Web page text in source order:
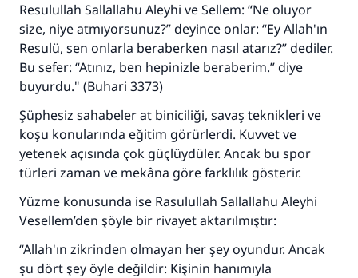
Resulullah Sallallahu Aleyhi ve Sellem: “Ne oluyor
size, niye atmıyorsunuz?” deyince onlar: “Ey Allah'ın
Resulü, sen onlarla beraberken nasıl atarız?” dediler.
Bu sefer: “Atınız, ben hepinizle beraberim.” diye
buyurdu." (Buhari 3373)
Şüphesiz sahabeler at biniciliği, savaş teknikleri ve
koşu konularında eğitim görürlerdi. Kuvvet ve
yetenek açısında çok güçlüydüler. Ancak bu spor
türleri zaman ve mekâna göre farklılık gösterir.
Yüzme konusunda ise Rasulullah Sallallahu Aleyhi
Vesellem’den şöyle bir rivayet aktarılmıştır:
“Allah'ın zikrinden olmayan her şey oyundur. Ancak
şu dört şey öyle değildir: Kişinin hanımıyla